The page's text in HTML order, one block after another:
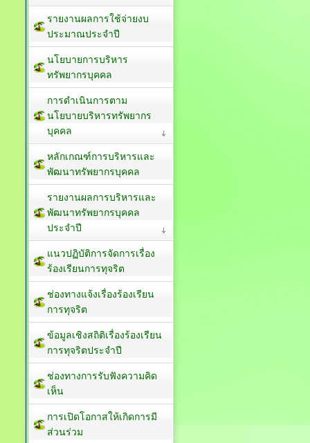
รายงานผลการใช้จ่ายงบ
ประมาณประจำปี
นโยบายการบริหาร
ทรัพยากรบุคคล
การดำเนินการตาม
นโยบายบริหารทรัพยากร
บุคคล
หลักเกณฑ์การบริหารและ
พัฒนาทรัพยากรบุคคล
รายงานผลการบริหารและ
พัฒนาทรัพยากรบุคคล
ประจำปี
แนวปฏิบัติการจัดการเรื่อง
ร้องเรียนการทุจริต
ช่องทางแจ้งเรื่องร้องเรียน
การทุจริต
ข้อมูลเชิงสถิติเรื่องร้องเรียน
การทุจริตประจำปี
ช่องทางการรับฟังความคิด
เห็น
การเปิดโอกาสให้เกิดการมี
ส่วนร่วม